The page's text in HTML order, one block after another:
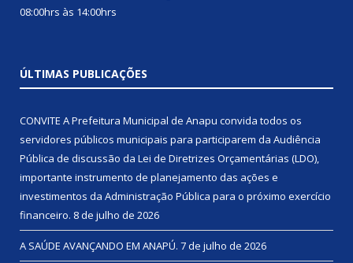
08:00hrs às 14:00hrs
ÚLTIMAS PUBLICAÇÕES
CONVITE A Prefeitura Municipal de Anapu convida todos os
servidores públicos municipais para participarem da Audiência
Pública de discussão da Lei de Diretrizes Orçamentárias (LDO),
importante instrumento de planejamento das ações e
investimentos da Administração Pública para o próximo exercício
financeiro. 8 de julho de 2026
A SAÚDE AVANÇANDO EM ANAPÚ. 7 de julho de 2026